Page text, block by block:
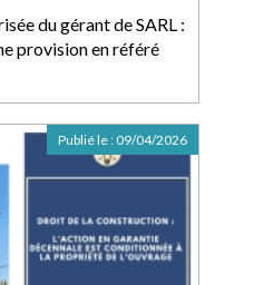
du gérant de SARL :
provision en référé
Publié le : 09/04/2026